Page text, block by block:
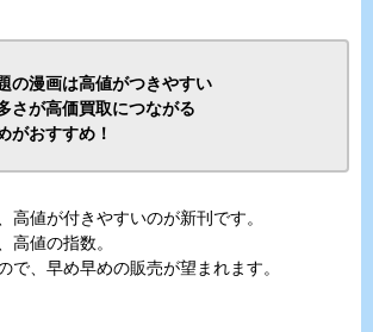
の漫画は高値がつきやすい
さが高価買取につながる
がおすすめ！
高値が付きやすいのが新刊です。
高値の指数。
で、早め早めの販売が望まれます。